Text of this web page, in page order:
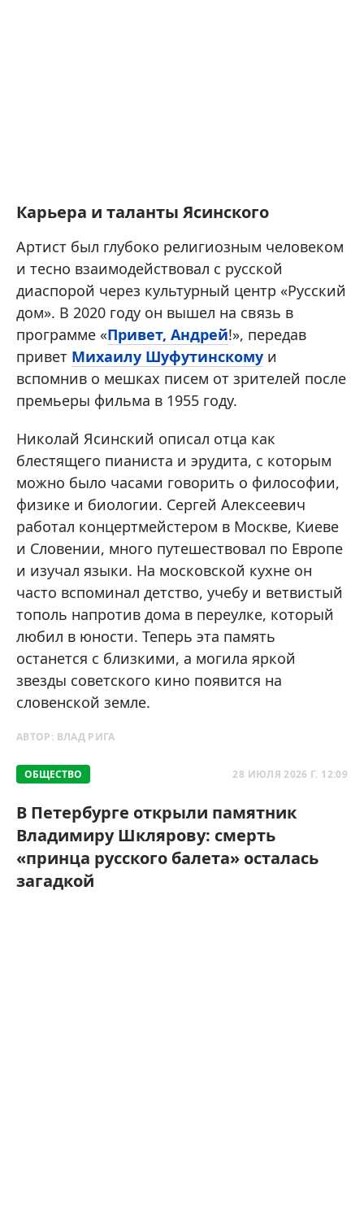
Карьера и таланты Ясинского
Артист был глубоко религиозным человеком
и тесно взаимодействовал с русской
диаспорой через культурный центр «Русский
дом». В 2020 году он вышел на связь в
программе «Привет, Андрей!», передав
привет Михаилу Шуфутинскому и
вспомнив о мешках писем от зрителей после
премьеры фильма в 1955 году.
Николай Ясинский описал отца как
блестящего пианиста и эрудита, с которым
можно было часами говорить о философии,
физике и биологии. Сергей Алексеевич
работал концертмейстером в Москве, Киеве
и Словении, много путешествовал по Европе
и изучал языки. На московской кухне он
часто вспоминал детство, учебу и ветвистый
тополь напротив дома в переулке, который
любил в юности. Теперь эта память
останется с близкими, а могила яркой
звезды советского кино появится на
словенской земле.
АВТОР: ВЛАД РИГА
ОБЩЕСТВО 28 ИЮЛЯ 2026 Г. 12:09
В Петербурге открыли памятник
Владимиру Шклярову: смерть
«принца русского балета» осталась
загадкой